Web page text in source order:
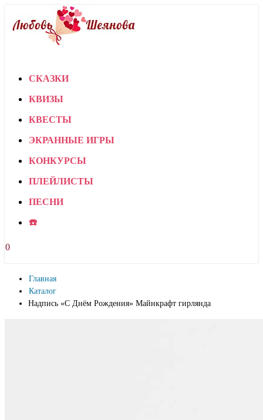
СКАЗКИ
КВИЗЫ
КВЕСТЫ
ЭКРАННЫЕ ИГРЫ
КОНКУРСЫ
ПЛЕЙЛИСТЫ
ПЕСНИ
☎️
0
Главная
Каталог
Надпись «С Днём Рождения» Майнкрафт гирлянда